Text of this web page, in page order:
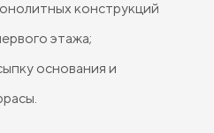
конструкций
этажа;
основания и